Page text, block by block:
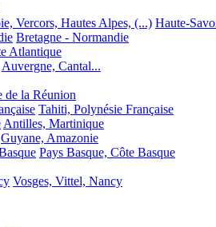
Vercors, Hautes Alpes, (...) Haute-
Bretagne - Normandie
Atlantique
Auvergne, Cantal...
de la Réunion
Tahiti, Polynésie Française
Antilles, Martinique
Guyane, Amazonie
Pays Basque, Côte Basque
Vosges, Vittel, Nancy